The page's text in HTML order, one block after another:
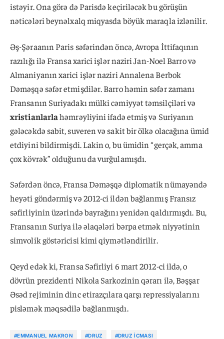
istəyir. Ona görə də Parisdə keçiriləcək bu görüşün
nəticələri beynəlxalq miqyasda böyük maraqla izlənilir.
Əş-Şəraanın Paris səfərindən öncə, Avropa İttifaqının
razılığı ilə Fransa xarici işlər naziri Jan-Noel Barro və
Almaniyanın xarici işlər naziri Annalena Berbok
Dəməşqə səfər etmişdilər. Barro həmin səfər zamanı
Fransanın Suriyadakı mülki cəmiyyət təmsilçiləri və
xristianlarlahəmrəyliyini ifadə etmiş və Suriyanın
gələcəkdə sabit, suveren və sakit bir ölkə olacağına ümid
etdiyini bildirmişdi. Lakin o, bu ümidin “gerçək, amma
çox kövrək” olduğunu da vurğulamışdı.
Səfərdən öncə, Fransa Dəməşqə diplomatik nümayəndə
heyəti göndərmiş və 2012-ci ildən bağlanmış Fransız
səfirliyinin üzərində bayrağını yenidən qaldırmışdı. Bu,
Fransanın Suriya ilə əlaqələri bərpa etmək niyyətinin
simvolik göstəricisi kimi qiymətləndirilir.
Qeyd edək ki, Fransa Səfirliyi 6 mart 2012-ci ildə, o
dövrün prezidenti Nikola Sarkozinin qərarı ilə, Bəşşar
Əsəd rejiminin dinc etirazçılara qarşı repressiyalarını
pisləmək məqsədilə bağlanmışdı.
#EMMANUEL MAKRON #DRUZ #DRUZ ICMASI